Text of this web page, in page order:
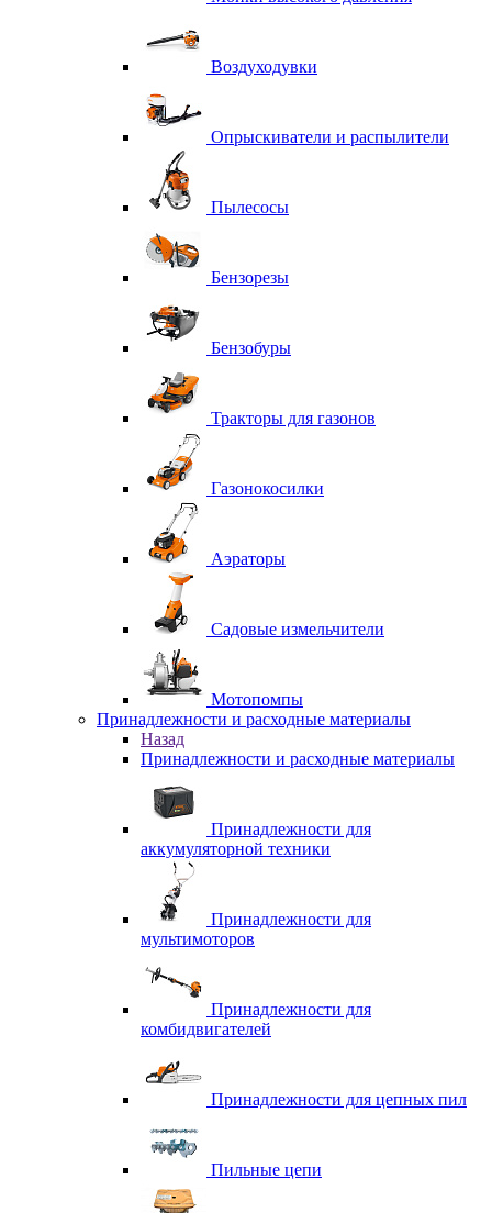
Воздуходувки
Опрыскиватели и распылители
Пылесосы
Бензорезы
Бензобуры
Тракторы для газонов
Газонокосилки
Аэраторы
Садовые измельчители
Мотопомпы
Принадлежности и расходные материалы
Назад
Принадлежности и расходные материалы
Принадлежности для
аккумуляторной техники
Принадлежности для
мультимоторов
Принадлежности для
комбидвигателей
Принадлежности для цепных пил
Пильные цепи